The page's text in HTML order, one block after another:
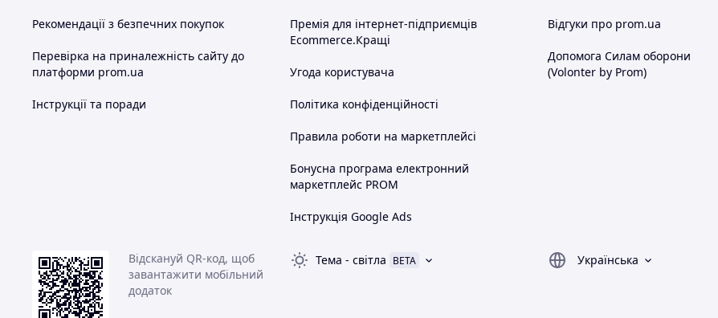
Рекомендації з безпечних покупок
Перевірка на приналежність сайту до
платформи prom.ua
Інструкції та поради
Премія для інтернет-підприємців
Ecommerce.Кращі
Угода користувача
Політика конфіденційності
Правила роботи на маркетплейсі
Бонусна програма електронний
маркетплейс PROM
Інструкція Google Ads
Відгуки про prom.ua
Допомога Силам оборони
(Volonter by Prom)
Відскануй QR-код, щоб
завантажити мобільний
додаток
Тема - світла BETA
Українська